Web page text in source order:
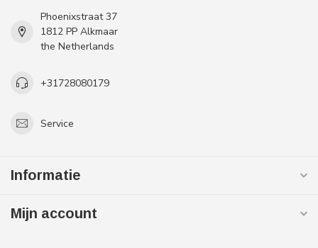
Phoenixstraat 37
1812 PP Alkmaar
the Netherlands
+31728080179
Service
Informatie
Mijn account